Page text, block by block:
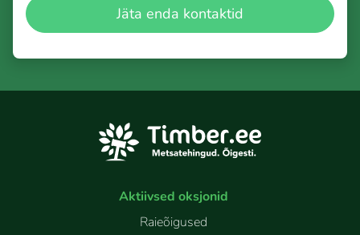
Jäta enda kontaktid
Aktiivsed oksjonid
Raieõigused